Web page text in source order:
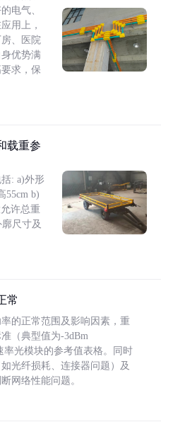
电气、
用上，
、医院
优势满
求，保
载重参
: a)外形
55cm b)
许总重
尺寸及
常
的正常范围及影响因素，重
（典型值为-3dBm
率光模块的参考值表格。同时
光纤损耗、连接器问题）及
网络性能问题。